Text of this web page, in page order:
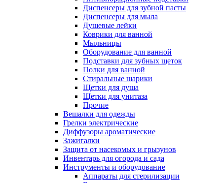
Диспенсеры для зубной пасты
Диспенсеры для мыла
Душевые лейки
Коврики для ванной
Мыльницы
Оборудование для ванной
Подставки для зубных щеток
Полки для ванной
Стиральные шарики
Щетки для душа
Щетки для унитаза
Прочие
Вешалки для одежды
Грелки электрические
Диффузоры ароматические
Зажигалки
Защита от насекомых и грызунов
Инвентарь для огорода и сада
Инструменты и оборудование
Аппараты для стерилизации